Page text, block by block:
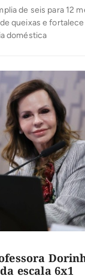
de seis para 12
queixas e
doméstica
escala 6x1